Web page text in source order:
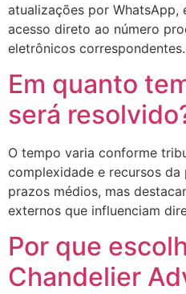
atualizações por WhatsApp,
acesso direto ao número
eletrônicos correspondentes.
Em quanto
será
O tempo varia conforme
complexidade e recursos
prazos médios, mas
externos que influenciam
Por que
Chandelier